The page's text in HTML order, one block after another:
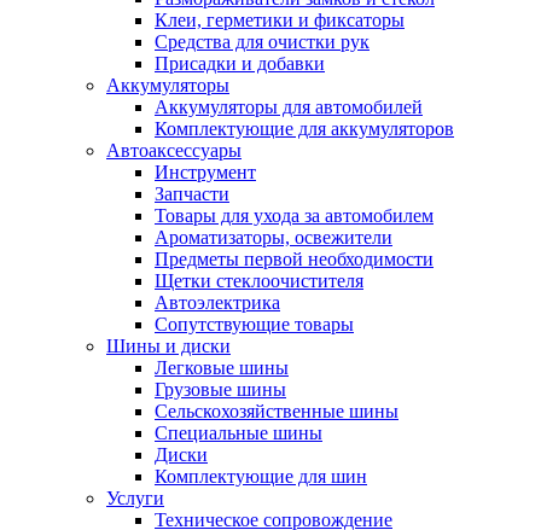
Клеи, герметики и фиксаторы
Средства для очистки рук
Присадки и добавки
Аккумуляторы
Аккумуляторы для автомобилей
Комплектующие для аккумуляторов
Автоаксессуары
Инструмент
Запчасти
Товары для ухода за автомобилем
Ароматизаторы, освежители
Предметы первой необходимости
Щетки стеклоочистителя
Автоэлектрика
Сопутствующие товары
Шины и диски
Легковые шины
Грузовые шины
Сельскохозяйственные шины
Специальные шины
Диски
Комплектующие для шин
Услуги
Техническое сопровождение